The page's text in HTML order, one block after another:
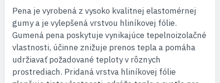
Pena je vyrobená z vysoko kvalitnej elastomérnej
gumy a je vylepšená vrstvou hliníkovej fólie.
Gumená pena poskytuje vynikajúce tepelnoizolačné
vlastnosti, účinne znižuje prenos tepla a pomáha
udržiavať požadované teploty v rôznych
prostrediach. Pridaná vrstva hliníkovej fólie